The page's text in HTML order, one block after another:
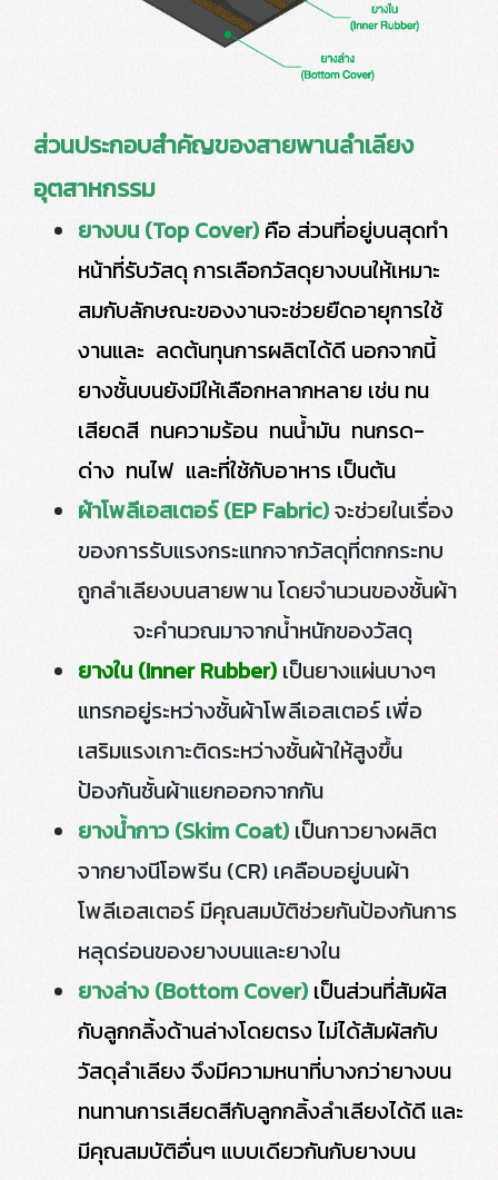
ส่วนประกอบสำคัญของสายพานลำเลียง
อุตสาหกรรม
ยางบน (Top Cover) คือ ส่วนที่อยู่บนสุดทำ
หน้าที่รับวัสดุ การเลือกวัสดุยางบนให้เหมาะ
สมกับลักษณะของงานจะช่วยยืดอายุการใช้
งานและ ลดต้นทุนการผลิตได้ดี นอกจากนี้
ยางชั้นบนยังมีให้เลือกหลากหลาย เช่น ทน
เสียดสี ทนความร้อน ทนน้ำมัน ทนกรด-
ด่าง ทนไฟ และที่ใช้กับอาหาร เป็นต้น
ผ้าโพลีเอสเตอร์ (EP Fabric)จะช่วยในเรื่อง
ของการรับแรงกระแทกจากวัสดุที่ตกกระทบ
ถูกลำเลียงบนสายพาน โดยจำนวนของชั้นผ้า
จะคำนวณมาจากน้ำหนักของวัสดุ
ยางใน (Inner Rubber) เป็นยางแผ่นบางๆ
แทรกอยู่ระหว่างชั้นผ้าโพลีเอสเตอร์ เพื่อ
เสริมแรงเกาะติดระหว่างชั้นผ้าให้สูงขึ้น
ป้องกันชั้นผ้าแยกออกจากกัน
ยางน้ำกาว (Skim Coat) เป็นกาวยางผลิต
จากยางนีโอพรีน (CR) เคลือบอยู่บนผ้า
โพลีเอสเตอร์ มีคุณสมบัติช่วยกันป้องกันการ
หลุดร่อนของยางบนและยางใน
ยางล่าง (Bottom Cover) เป็นส่วนที่สัมผัส
กับลูกกลิ้งด้านล่างโดยตรง ไม่ได้สัมผัสกับ
วัสดุลำเลียง จึงมีความหนาที่บางกว่ายางบน
ทนทานการเสียดสีกับลูกกลิ้งลำเลียงได้ดี และ
มีคุณสมบัติอื่นๆ แบบเดียวกันกับยางบน